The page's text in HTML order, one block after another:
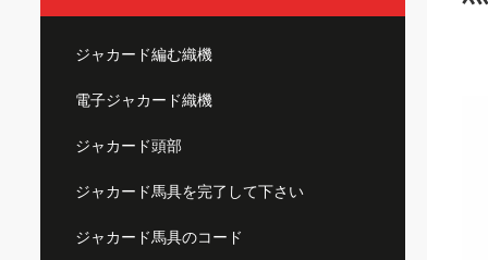
ジャカード編む織機
電子ジャカード織機
ジャカード頭部
ジャカード馬具を完了して下さい
ジャカード馬具のコード